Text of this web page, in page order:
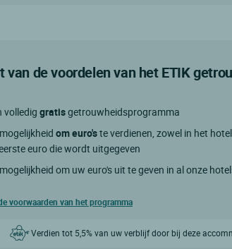
van de voordelen van het ETIK
volledig gratisgetrouwheidsprogramma
om euro'ste verdienen, zowel in het
euro die wordt uitgegeven
om uw euro's uit te geven in al onze
voorwaarden van het programma
Verdien tot 5,5% van uw verblijf door bij deze